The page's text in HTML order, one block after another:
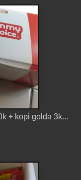
+ kopi golda 3k...